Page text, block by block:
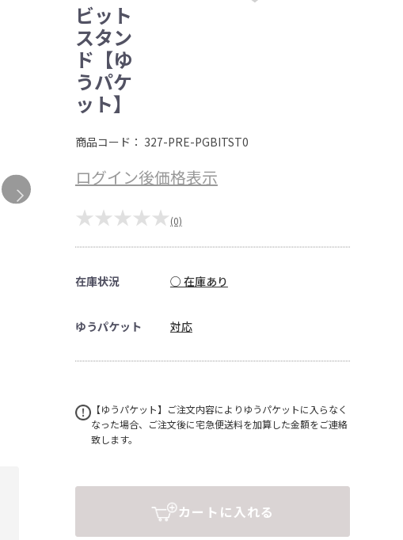
ビット
スタン
ド【ゆ
うパケ
ット】
商品コード： 327-PRE-PGBITST0
ログイン後価格表示
★★★★★ (0)
在庫状況 ○ 在庫あり
ゆうパケット 対応
【ゆうパケット】ご注文内容によりゆうパケットに入らなく
なった場合、ご注文後に宅急便送料を加算した金額をご連絡
致します。
カートに入れる